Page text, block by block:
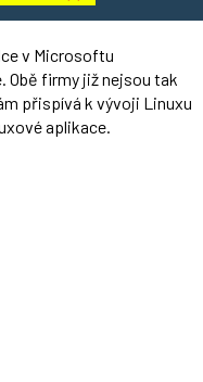
v Microsoftu
Obě firmy již nejsou tak
přispívá k vývoji Linuxu
aplikace.